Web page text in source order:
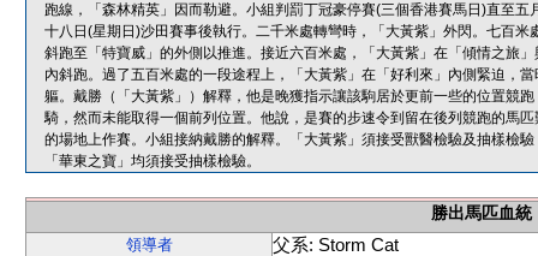
跑線，「森林精英」因而勒避。小組判罰丁冠豪停賽(三個香港賽馬日)直至
十八日(星期日)沙田賽事後執行。二千米處轉彎時，「大黃紫」外閃。七百
斜跑至「特寶威」的外側以推進。接近六百米處，「大黃紫」在「傾情之旅
內斜跑。過了五百米處的一段途程上，「大黃紫」在「好利來」內側緊迫，
軀。戴勝（「大黃紫」）解釋，他是晚獲指示讓該駒居於更前一些的位置競
騎，然而未能取得一個前列位置。他說，是賽的步速令到留在後列競跑的馬
的場地上作賽。小組接納戴勝的解釋。「大黃紫」須接受獸醫檢驗及抽樣檢
「華東之寶」均須接受抽樣檢驗。
勝出馬匹血統
領導者
父系: Storm Cat